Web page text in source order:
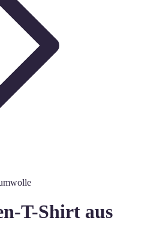
T-Shirt aus